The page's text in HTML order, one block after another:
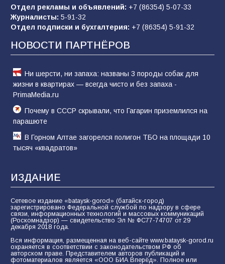
Командовал боем до последнего: герой
62 05.08.2026
Отдел рекламы и объявлений: +7 (86354) 5-07-33
Журналисты: 5-91-32
Отдел подписки и бухгалтерия: +7 (86354) 5-91-32
НОВОСТИ ПАРТНЁРОВ
Ни шерсти, ни запаха: названы 3 породы собак для
жизни в квартирах — всегда чисто и без запаха -
PrimaMedia.ru
Почему в СССР скрывали, что Гагарин приземлился на
парашюте
В Горном Алтае загорелся полигон ТБО на площади 10
тысяч «квадратов»
ИЗДАНИЕ
Сетевое издание «bataysk-gorod» (батайск-город)
зарегистрировано Федеральной службой по надзору в сфере
связи, информационных технологий и массовых коммуникаций
(Роскомнадзор) — свидетельство Эл № ФС77-74707 от 29
декабря 2018 года.
Вся информация, размещенная на веб-сайте www.bataysk-gorod.ru
охраняется в соответствии с законодательством РФ об
авторском праве. Представителем авторов публикаций и
фотоматериалов является «ООО БИА Вперёд». Полное или